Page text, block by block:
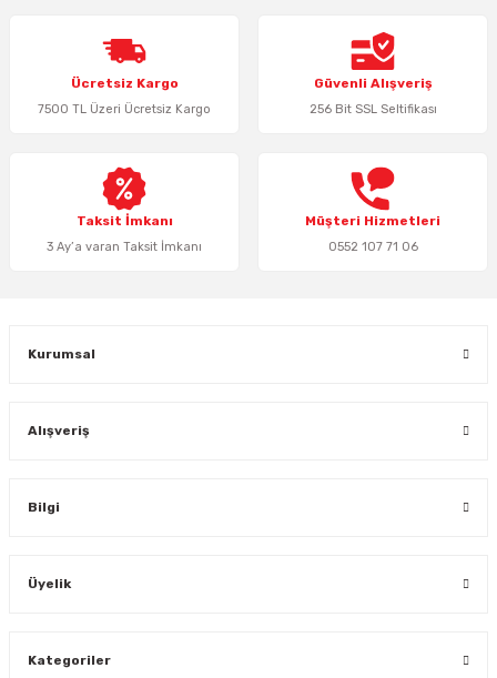
Ürün resmi kalitesiz, bozuk veya görüntülenemiyor.
Ürün açıklamasında eksik bilgiler bulunuyor.
Ürün bilgilerinde hatalar bulunuyor.
Bu ürüne benzer farklı alternatifler olmalı.
Ücretsiz Kargo
7500 TL Üzeri Ücretsiz Kargo
Güvenli Alışveriş
256 Bit SSL Seltifikası
Taksit İmkanı
3 Ay’a varan Taksit İmkanı
Müşteri Hizmetleri
0552 107 71 06
Kurumsal
Alışveriş
Bilgi
Üyelik
Kategoriler